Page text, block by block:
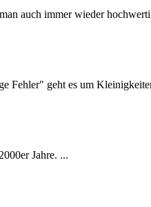
auch immer wieder
Fehler" geht es um
Jahre. ...